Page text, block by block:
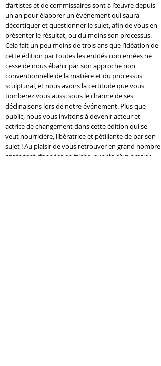
d’artistes et de commissaires sont à l’œuvre depuis
un an pour élaborer un événement qui saura
décortiquer et questionner le sujet, afin de vous en
présenter le résultat, ou du moins son processus.
Cela fait un peu moins de trois ans que l’idéation de
cette édition par toutes les entités concernées ne
cesse de nous ébahir par son approche non
conventionnelle de la matière et du processus
sculptural, et nous avons la certitude que vous
tomberez vous aussi sous le charme de ses
déclinaisons lors de notre événement. Plus que
public, nous vous invitons à devenir acteur et
actrice de changement dans cette édition qui se
veut nourricière, libératrice et pétillante de par son
sujet ! Au plaisir de vous retrouver en grand nombre
après tant d’années en friche, auprès d’un brasier